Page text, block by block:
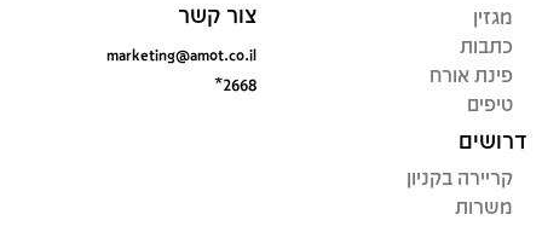
מגזין
כתבות
פינת אורח
טיפים
דרושים
קריירה בקניון
משרות
צור קשר
marketing@amot.co.il
*2668